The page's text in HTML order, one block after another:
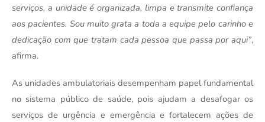
serviços, a unidade é organizada, limpa e transmite confiança
aos pacientes. Sou muito grata a toda a equipe pelo carinho e
dedicação com que tratam cada pessoa que passa por aqui”,
afirma.
As unidades ambulatoriais desempenham papel fundamental
no sistema público de saúde, pois ajudam a desafogar os
serviços de urgência e emergência e fortalecem ações de